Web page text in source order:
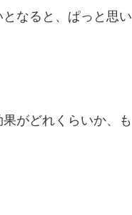
なると、ぱっと思い
がどれくらいか、も